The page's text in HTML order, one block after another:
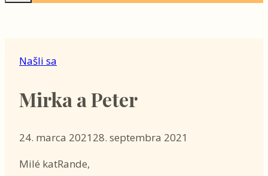
Našli sa
Mirka a Peter
24. marca 2021 28. septembra 2021
Milé katRande,